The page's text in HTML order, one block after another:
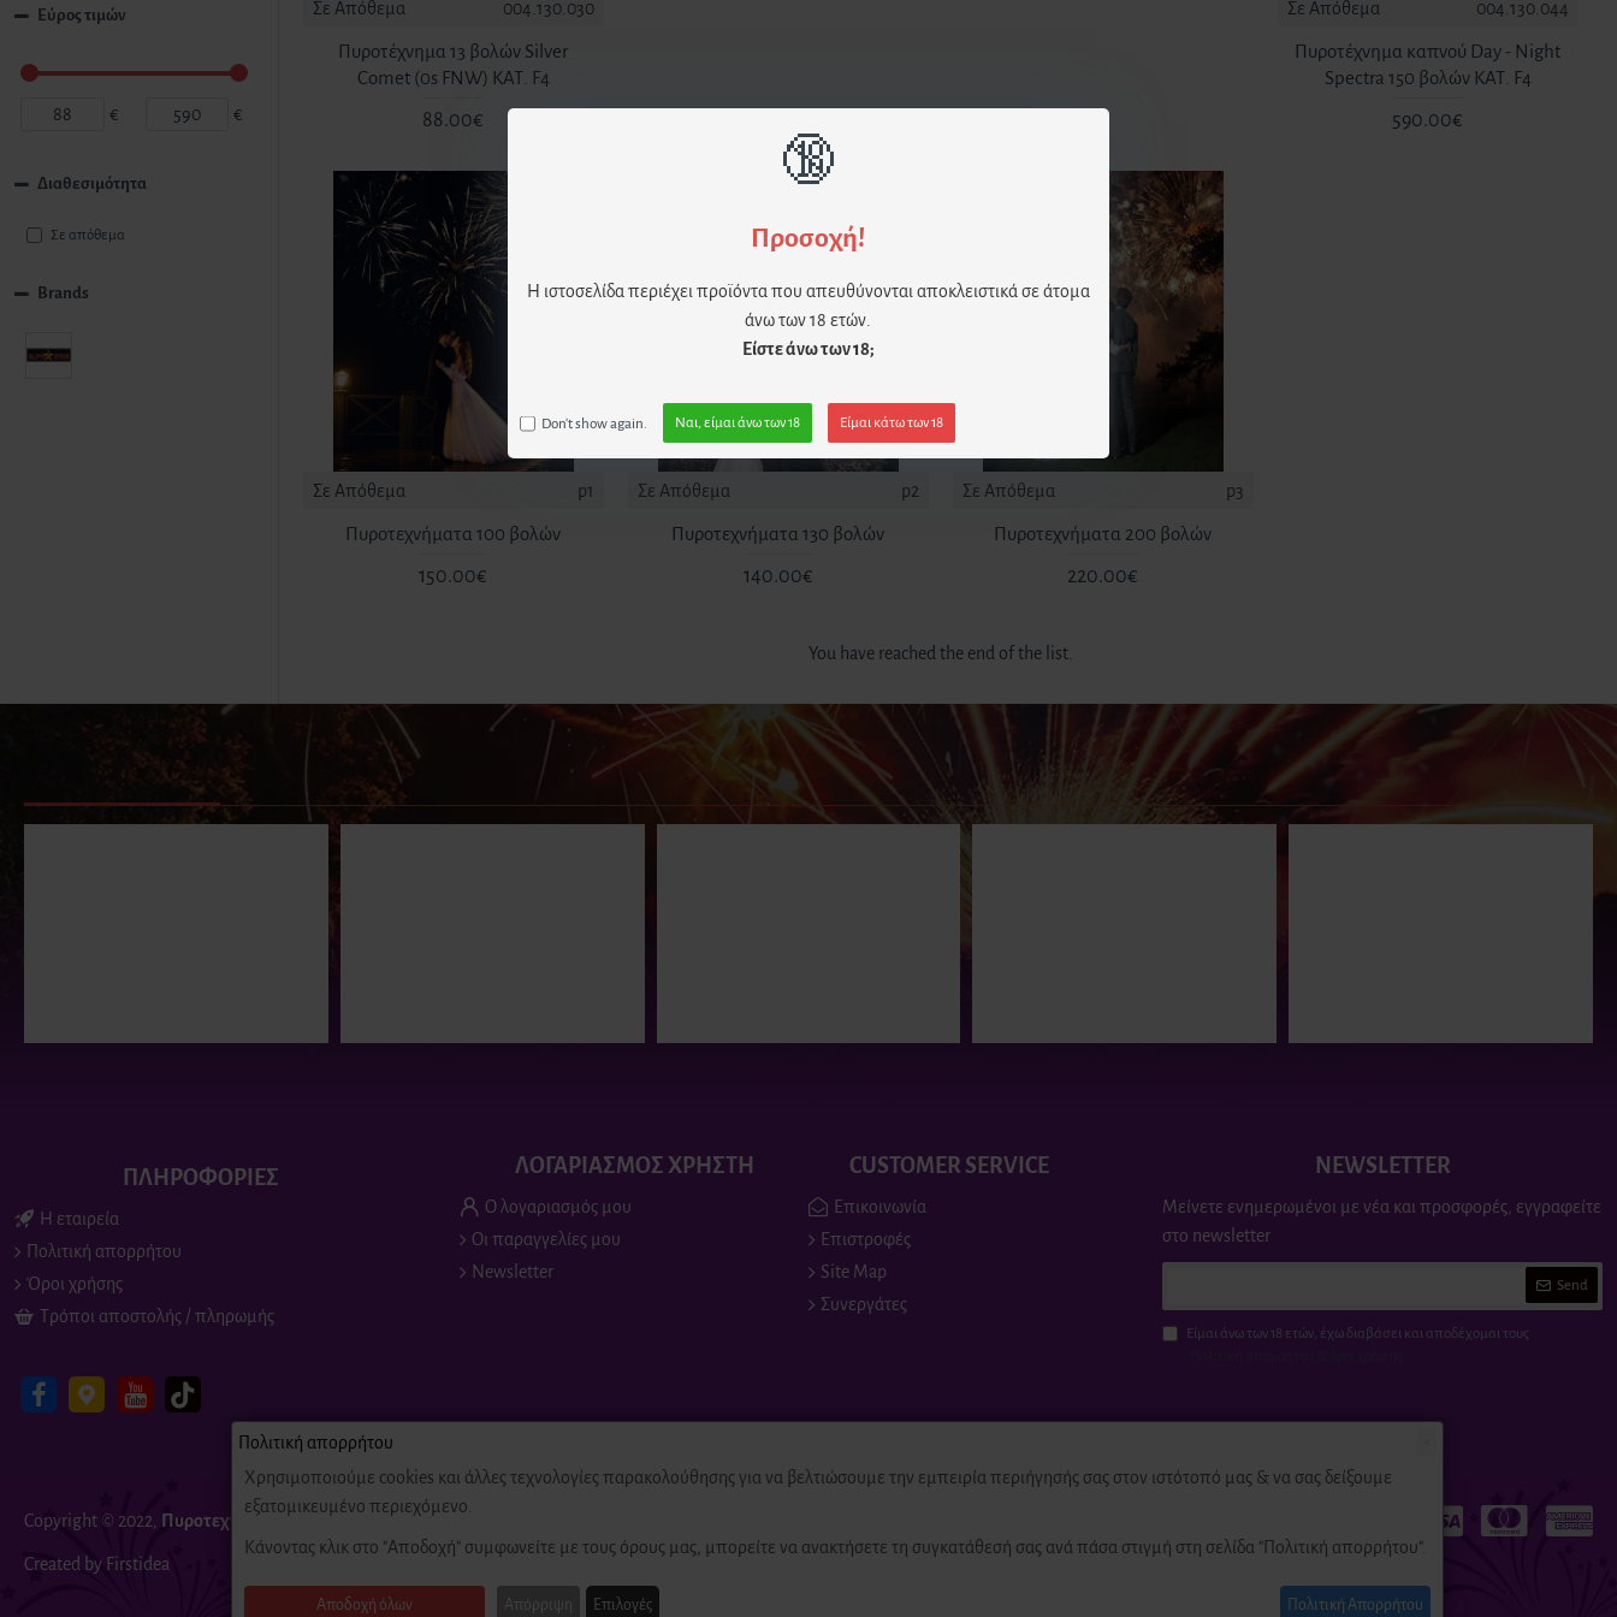
🔞
Προσοχή!
Η ιστοσελίδα περιέχει προϊόντα που απευθύνονται αποκλειστικά σε άτομα
άνω των 18 ετών.
Είστε άνω των 18;
Ναι, είμαι άνω των 18 Είμαι κάτω των 18
Don't show again.
Εύρος τιμών
€ €
Brands
Διαθεσιμότητα
Σε απόθεμα
Σε Απόθεμα 004.130.030
Πυροτέχνημα 13 βολών Silver
Comet (0s FNW) ΚΑΤ. F4
88.00€
Σε Απόθεμα 004.130.044
Πυροτέχνημα καπνού Day - Night
Spectra 150 βολών ΚΑΤ. F4
590.00€
Σε Απόθεμα p1
Πυροτεχνήματα 100 βολών
150.00€
Σε Απόθεμα p2
Πυροτεχνήματα 130 βολών
140.00€
Σε Απόθεμα p3
Πυροτεχνήματα 200 βολών
220.00€
You have reached the end of the list.
ΕΙΔΑΤΕ ΠΡΟΣΦΑΤΑ ΕΙΔΑΝ ΟΙ ΠΕΡΙΣΣΟΤΕΡΟΙ
ΠΛΗΡΟΦΟΡΙΕΣ
Η εταιρεία
Πολιτική απορρήτου
Όροι χρήσης
Τρόποι αποστολής / πληρωμής
ΛΟΓΑΡΙΑΣΜΟΣ ΧΡΗΣΤΗ
Ο λογαριασμός μου
Οι παραγγελίες μου
Newsletter
CUSTOMER SERVICE
Επικοινωνία
Επιστροφές
Site Map
Συνεργάτες
NEWSLETTER
Μείνετε ενημερωμένοι με νέα και προσφορές, εγγραφείτε
στο newsletter
Send
Είμαι άνω των 18 ετών, έχω διαβάσει και αποδέχομαι τους
Copyright © 2022, Πυροτεχνήματα Fire-Fireworks, All Rights Reserved
Created by Firstidea
Πολιτική απορρήτου
Χρησιμοποιούμε cookies και άλλες τεχνολογίες παρακολούθησης για να βελτιώσουμε την εμπειρία περιήγησής σας στον ιστότοπό μας & να σας δείξουμε
εξατομικευμένο περιεχόμενο.
Κάνοντας κλικ στο "Αποδοχή" συμφωνείτε με τους όρους μας, μπορείτε να ανακτήσετε τη συγκατάθεσή σας ανά πάσα στιγμή στη σελίδα "Πολιτική απορρήτου".
Αποδοχή όλων Απόρριψη Επιλογές Πολιτική Απορρήτου